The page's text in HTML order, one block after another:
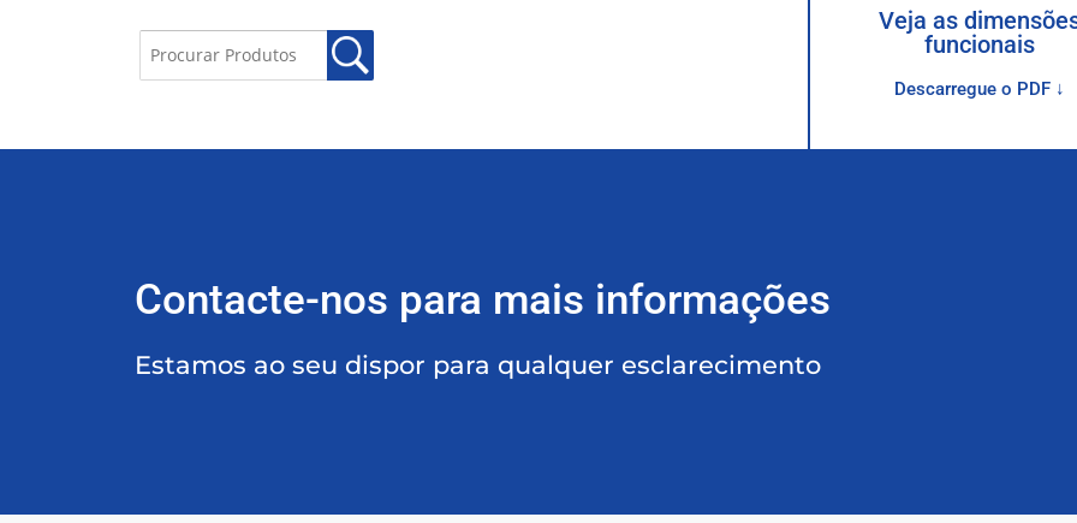
Veja as
funcionais
Descarregue o PDF ↓
Contacte-nos para mais informações
Estamos ao seu dispor para qualquer esclarecimento